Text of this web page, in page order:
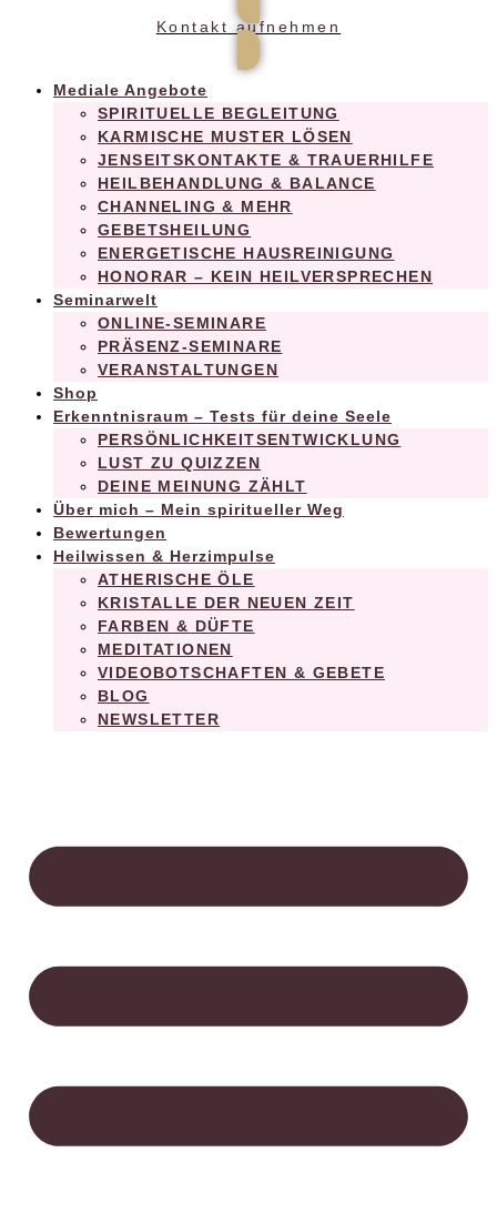
Kontakt aufnehmen
Mediale Angebote
SPIRITUELLE BEGLEITUNG
KARMISCHE MUSTER LÖSEN
JENSEITSKONTAKTE & TRAUERHILFE
HEILBEHANDLUNG & BALANCE
CHANNELING & MEHR
GEBETSHEILUNG
ENERGETISCHE HAUSREINIGUNG
HONORAR – KEIN HEILVERSPRECHEN
Seminarwelt
ONLINE-SEMINARE
PRÄSENZ-SEMINARE
VERANSTALTUNGEN
Shop
Erkenntnisraum – Tests für deine Seele
PERSÖNLICHKEITSENTWICKLUNG
LUST ZU QUIZZEN
DEINE MEINUNG ZÄHLT
Über mich – Mein spiritueller Weg
Bewertungen
Heilwissen & Herzimpulse
ATHERISCHE ÖLE
KRISTALLE DER NEUEN ZEIT
FARBEN & DÜFTE
MEDITATIONEN
VIDEOBOTSCHAFTEN & GEBETE
BLOG
NEWSLETTER